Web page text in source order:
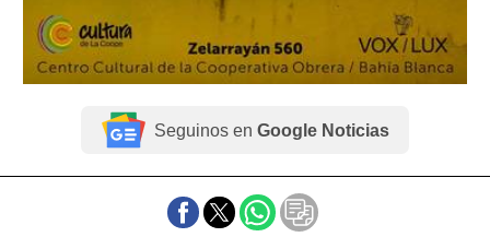
Seguinos en Google Noticias